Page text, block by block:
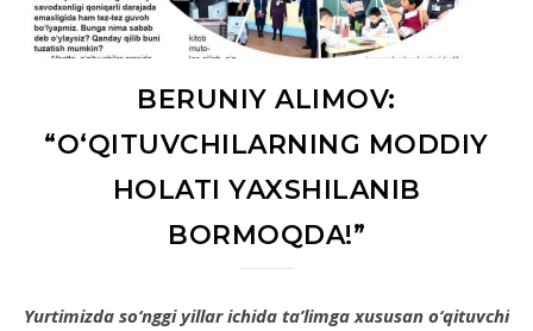
BERUNIY ALIMOV:
“O‘QITUVCHILARNING MODDIY
HOLATI YAXSHILANIB
BORMOQDA!”
Yurtimizda so‘nggi yillar ichida ta’limga xususan o‘qituvchi